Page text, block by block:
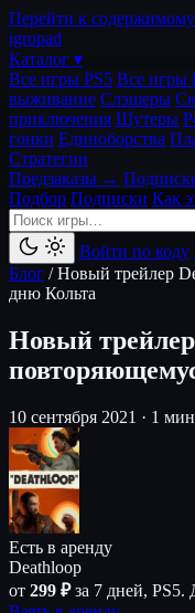
Перейти к содержимому
igropad
Каталог ▾
Все игры PS5 Все игры
выживание Слэшеры
приключения Шутеры
гонки Единоборства
Стратегии
Предзаказы →
Подбор Подписки Как
Войти по коду
Блог / Новый трейлер
дню Кольта
Новый
10 сентября 2021 · 1
Есть в аренду
Deathloop
от 299 ₽за 7 дней, PS5.